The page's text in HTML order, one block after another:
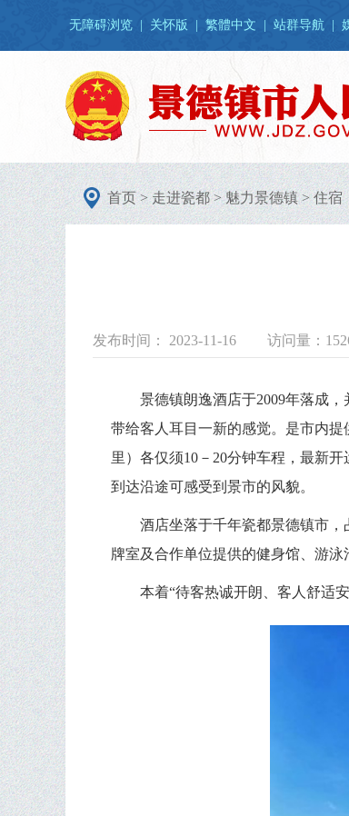
无障碍浏览 关怀版 繁體中文 站群导航
首页>走进瓷都>魅力景德镇>住宿
发布时间： 2023-11-16 访问量：
景德镇朗逸酒店于2009年落成，
带给客人耳目一新的感觉。是市内
里 ） 各仅须10－20分钟车程，最新
到达沿途可感受到 景市的风貌。
酒店坐落于千年瓷都景德镇市，
牌室及合作单位提供的健身馆、游
本着“待客热诚开朗、客人舒适